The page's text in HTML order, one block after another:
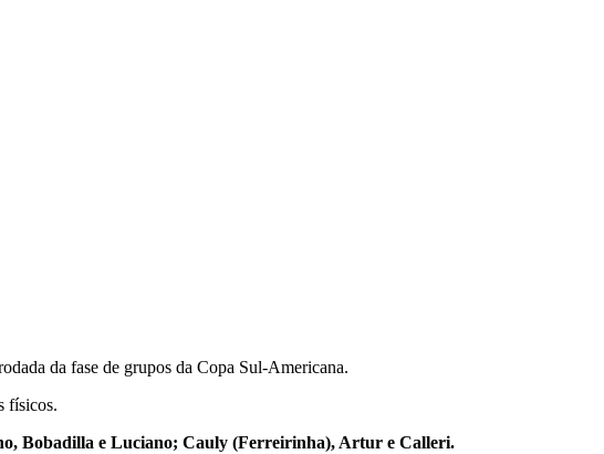
da fase de grupos da Copa Sul-Americana.
físicos.
Bobadilla e Luciano; Cauly (Ferreirinha), Artur e Calleri.